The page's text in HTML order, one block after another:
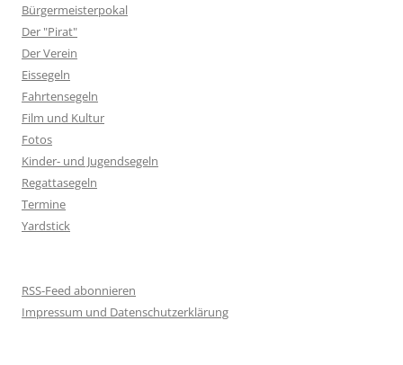
Bürgermeisterpokal
Der "Pirat"
Der Verein
Eissegeln
Fahrtensegeln
Film und Kultur
Fotos
Kinder- und Jugendsegeln
Regattasegeln
Termine
Yardstick
RSS-Feed abonnieren
Impressum und Datenschutzerklärung